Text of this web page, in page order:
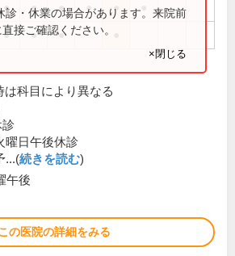
● ● ● ● ●
● ● ●
診・休業の場合があります。来院前
接ご確認ください。
×閉じる
は科目により異なる
診
曜日午後休診
...(続きを読む)
午後
の医院の詳細をみる